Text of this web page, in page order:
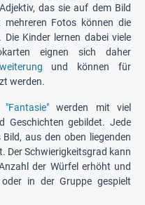
das sie auf dem Bild
Fotos können die
Kinder lernen dabei viele
eignen sich daher
und können für
werden.
"Fantasie" werden mit viel
Geschichten gebildet. Jede
aus den oben liegenden
Der Schwierigkeitsgrad kann
der Würfel erhöht und
in der Gruppe gespielt